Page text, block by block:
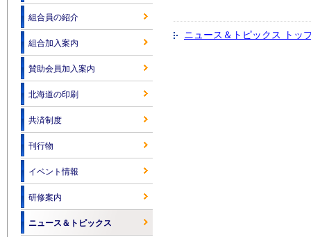
ニュース＆トピックス トッ
組合員の紹介
組合加入案内
賛助会員加入案内
北海道の印刷
共済制度
刊行物
イベント情報
研修案内
ニュース＆トピックス